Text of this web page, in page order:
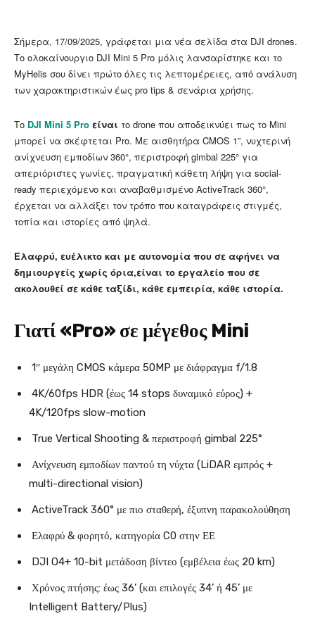
Σήμερα, 17/09/2025, γράφεται μια νέα σελίδα στα DJI drones.
Το ολοκαίνουργιο DJI Mini 5 Pro μόλις λανσαρίστηκε και το
MyHelis σου δίνει πρώτο όλες τις λεπτομέρειες, από ανάλυση
των χαρακτηριστικών έως pro tips & σενάρια χρήσης.
Το DJI Mini 5 Pro είναι το drone που αποδεικνύει πως το Mini
μπορεί να σκέφτεται Pro. Με αισθητήρα CMOS 1”, νυχτερινή
ανίχνευση εμποδίων 360°, περιστροφή gimbal 225° για
απεριόριστες γωνίες, πραγματική κάθετη λήψη για social-
ready περιεχόμενο και αναβαθμισμένο ActiveTrack 360°,
έρχεται να αλλάξει τον τρόπο που καταγράφεις στιγμές,
τοπία και ιστορίες από ψηλά.
Ελαφρύ, ευέλικτο και με αυτονομία που σε αφήνει να
δημιουργείς χωρίς όρια,είναι το εργαλείο που σε
ακολουθεί σε κάθε ταξίδι, κάθε εμπειρία, κάθε ιστορία.
Γιατί «Pro» σε μέγεθος Mini
1″ μεγάλη CMOS κάμερα 50MP με διάφραγμα f/1.8
4K/60fps HDR (έως 14 stops δυναμικό εύρος) +
4K/120fps slow-motion
True Vertical Shooting & περιστροφή gimbal 225°
Ανίχνευση εμποδίων παντού τη νύχτα (LiDAR εμπρός +
multi-directional vision)
ActiveTrack 360° με πιο σταθερή, έξυπνη παρακολούθηση
Ελαφρύ & φορητό, κατηγορία C0 στην ΕΕ
DJI O4+ 10-bit μετάδοση βίντεο (εμβέλεια έως 20 km)
Χρόνος πτήσης: έως 36’ (και επιλογές 34’ ή 45’ με
Intelligent Battery/Plus)